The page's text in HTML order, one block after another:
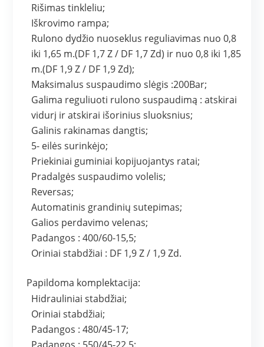
Rišimas tinkleliu;
Iškrovimo rampa;
Rulono dydžio nuoseklus reguliavimas nuo 0,8
iki 1,65 m.(DF 1,7 Z / DF 1,7 Zd) ir nuo 0,8 iki 1,85
m.(DF 1,9 Z / DF 1,9 Zd);
Maksimalus suspaudimo slėgis :200Bar;
Galima reguliuoti rulono suspaudimą : atskirai
vidurį ir atskirai išorinius sluoksnius;
Galinis rakinamas dangtis;
5- eilės surinkėjo;
Priekiniai guminiai kopijuojantys ratai;
Pradalgės suspaudimo volelis;
Reversas;
Automatinis grandinių sutepimas;
Galios perdavimo velenas;
Padangos : 400/60-15,5;
Oriniai stabdžiai : DF 1,9 Z / 1,9 Zd.
Papildoma komplektacija:
Hidrauliniai stabdžiai;
Oriniai stabdžiai;
Padangos : 480/45-17;